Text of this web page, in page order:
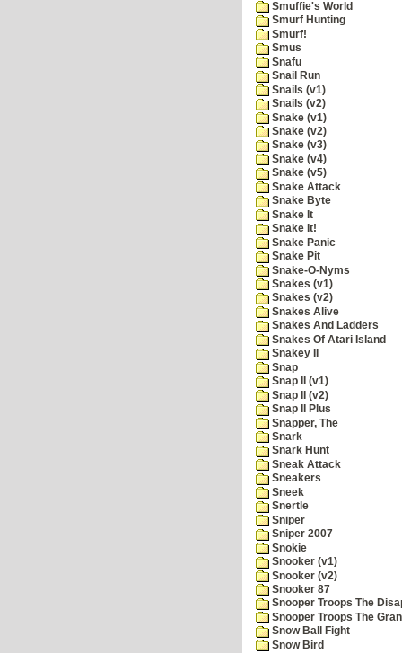
Smuffie's World
Smurf Hunting
Smurf!
Smus
Snafu
Snail Run
Snails (v1)
Snails (v2)
Snake (v1)
Snake (v2)
Snake (v3)
Snake (v4)
Snake (v5)
Snake Attack
Snake Byte
Snake It
Snake It!
Snake Panic
Snake Pit
Snake-O-Nyms
Snakes (v1)
Snakes (v2)
Snakes Alive
Snakes And Ladders
Snakes Of Atari Island
Snakey II
Snap
Snap II (v1)
Snap II (v2)
Snap II Plus
Snapper, The
Snark
Snark Hunt
Sneak Attack
Sneakers
Sneek
Snertle
Sniper
Sniper 2007
Snokie
Snooker (v1)
Snooker (v2)
Snooker 87
Snooper Troops The
Snooper Troops The
Snow Ball Fight
Snow Bird